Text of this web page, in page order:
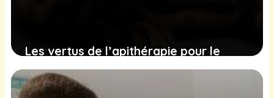
Les vertus de l’apithérapie pour le
bien-être des chats : avantages et
précautions à considérer